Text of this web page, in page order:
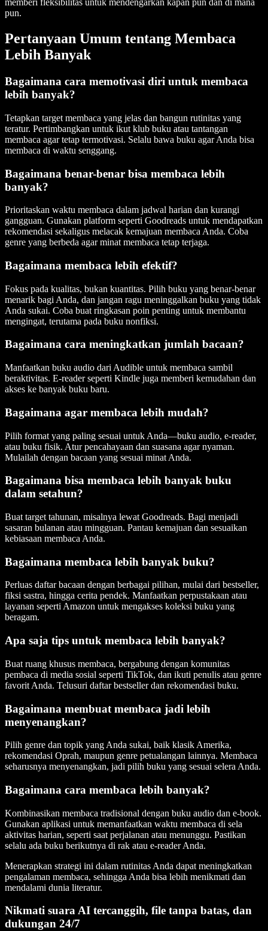
memberi fleksibilitas untuk mendengarkan kapan pun dan di mana
pun.
Pertanyaan Umum tentang Membaca
Lebih Banyak
Bagaimana cara memotivasi diri untuk membaca
lebih banyak?
Tetapkan target membaca yang jelas dan bangun rutinitas yang
teratur. Pertimbangkan untuk ikut klub buku atau tantangan
membaca agar tetap termotivasi. Selalu bawa buku agar Anda bisa
membaca di waktu senggang.
Bagaimana benar-benar bisa membaca lebih
banyak?
Prioritaskan waktu membaca dalam jadwal harian dan kurangi
gangguan. Gunakan platform seperti Goodreads untuk mendapatkan
rekomendasi sekaligus melacak kemajuan membaca Anda. Coba
genre yang berbeda agar minat membaca tetap terjaga.
Bagaimana membaca lebih efektif?
Fokus pada kualitas, bukan kuantitas. Pilih buku yang benar-benar
menarik bagi Anda, dan jangan ragu meninggalkan buku yang tidak
Anda sukai. Coba buat ringkasan poin penting untuk membantu
mengingat, terutama pada buku nonfiksi.
Bagaimana cara meningkatkan jumlah bacaan?
Manfaatkan buku audio dari Audible untuk membaca sambil
beraktivitas. E-reader seperti Kindle juga memberi kemudahan dan
akses ke banyak buku baru.
Bagaimana agar membaca lebih mudah?
Pilih format yang paling sesuai untuk Anda—buku audio, e-reader,
atau buku fisik. Atur pencahayaan dan suasana agar nyaman.
Mulailah dengan bacaan yang sesuai minat Anda.
Bagaimana bisa membaca lebih banyak buku
dalam setahun?
Buat target tahunan, misalnya lewat Goodreads. Bagi menjadi
sasaran bulanan atau mingguan. Pantau kemajuan dan sesuaikan
kebiasaan membaca Anda.
Bagaimana membaca lebih banyak buku?
Perluas daftar bacaan dengan berbagai pilihan, mulai dari bestseller,
fiksi sastra, hingga cerita pendek. Manfaatkan perpustakaan atau
layanan seperti Amazon untuk mengakses koleksi buku yang
beragam.
Apa saja tips untuk membaca lebih banyak?
Buat ruang khusus membaca, bergabung dengan komunitas
pembaca di media sosial seperti TikTok, dan ikuti penulis atau genre
favorit Anda. Telusuri daftar bestseller dan rekomendasi buku.
Bagaimana membuat membaca jadi lebih
menyenangkan?
Pilih genre dan topik yang Anda sukai, baik klasik Amerika,
rekomendasi Oprah, maupun genre petualangan lainnya. Membaca
seharusnya menyenangkan, jadi pilih buku yang sesuai selera Anda.
Bagaimana cara membaca lebih banyak?
Kombinasikan membaca tradisional dengan buku audio dan e-book.
Gunakan aplikasi untuk memanfaatkan waktu membaca di sela
aktivitas harian, seperti saat perjalanan atau menunggu. Pastikan
selalu ada buku berikutnya di rak atau e-reader Anda.
Menerapkan strategi ini dalam rutinitas Anda dapat meningkatkan
pengalaman membaca, sehingga Anda bisa lebih menikmati dan
mendalami dunia literatur.
Nikmati suara AI tercanggih, file tanpa batas, dan
dukungan 24/7